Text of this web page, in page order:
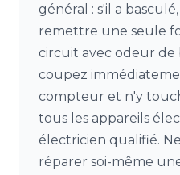
général : s'il a
remettre une seule
circuit avec odeur
coupez
compteur et n'y
tous les appareils
électricien qualifié.
réparer soi-même